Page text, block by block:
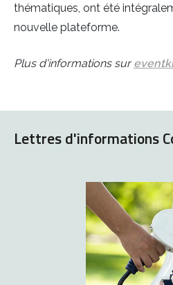
thématiques, ont été
nouvelle plateforme.
Plus d'informations sur
Lettres d'informations